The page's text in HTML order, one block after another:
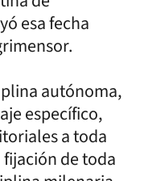
esa fecha
autónoma,
específico,
a toda
fijación de toda